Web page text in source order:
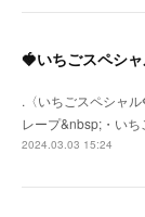
🍓いちごスペシ
.〈いちごスペシャ
レープ&nbsp;・い
2024.03.03 15:24